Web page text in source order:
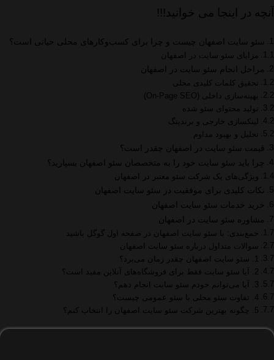
آنچه در اینجا می خوانید!!!
سئو سایت اصفهان چیست و چرا برای کسب‌وکارهای محلی حیاتی است؟
مزایای سئو سایت در اصفهان
مراحل انجام سئو سایت در اصفهان
تحقیق کلمات کلیدی محلی
بهینه‌سازی داخلی (On-Page SEO)
تولید محتوای سئو شده
لینکسازی خارجی و برندینگ
تحلیل و بهبود مداوم
قیمت سئو سایت در اصفهان چقدر است؟
چرا باید سئو سایت خود را به متخصصان سئو اصفهان بسپارید؟
ویژگی‌های یک شرکت سئو معتبر در اصفهان
نکات کلیدی برای موفقیت در سئو سایت اصفهان
خرید خدمات سئو سایت اصفهان
مشاوره سئو سایت در اصفهان
جمع‌بندی: با سئو سایت اصفهان در صفحه اول گوگل باشید
سوالات متداول درباره سئو سایت اصفهان
1. سئو سایت اصفهان چقدر زمان می‌برد؟
2. آیا سئو سایت فقط برای فروشگاه‌های آنلاین مفید است؟
3. آیا می‌توانم خودم سئو سایت انجام دهم؟
4. تفاوت سئو محلی با سئو عمومی چیست؟
5. چگونه بهترین شرکت سئو سایت اصفهان را انتخاب کنم؟